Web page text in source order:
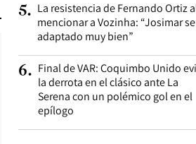
5. La resistencia de Fernando Ortiz
mencionar a Vozinha: “Josimar
adaptado muy bien”
6. Final de VAR: Coquimbo Unido
la derrota en el clásico ante La
Serena con un polémico gol en el
epílogo